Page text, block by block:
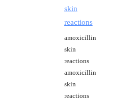
skin
reactions
amoxicillin
skin
reactions
amoxicillin
skin
reactions